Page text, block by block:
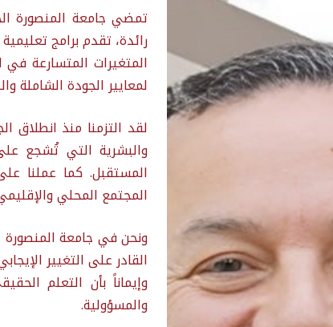
تمضي جامعة المنصورة
رائدة، تقدم برامج
المتغيرات المتسارعة في
لمعايير الجودة الشاملة
لقد التزمنا منذ انطلاق
والبشرية التي تُشجع
المستقبل. كما عملنا
المجتمع المحلي
ونحن في جامعة المنصورة
القادر على التغيير
وإيماناً بأن التعلم
والمسؤولية.